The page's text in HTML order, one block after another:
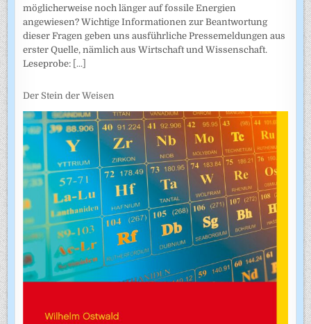
möglicherweise noch länger auf fossile Energien
angewiesen? Wichtige Informationen zur Beantwortung
dieser Fragen geben uns ausführliche Pressemeldungen aus
erster Quelle, nämlich aus Wirtschaft und Wissenschaft.
Leseprobe: [...]
Der Stein der Weisen